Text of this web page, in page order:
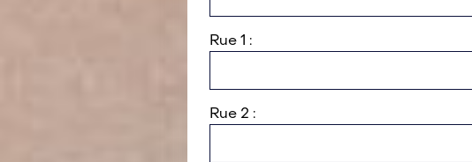
Rue 1 :
Rue 2 :